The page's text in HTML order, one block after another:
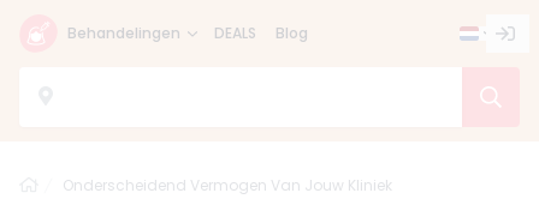
Behandelingen DEALS Blog
Home
Onderscheidend Vermogen Van Jouw Kliniek